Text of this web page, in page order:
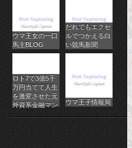
ウマ王女の一口
馬主BLOG
だれでもエクセ
ルでつかえる白
い競馬新聞
ロト7で3億5千
万円当てて人生
を激変させた元
外資系金融マン
ウマ王子情報局